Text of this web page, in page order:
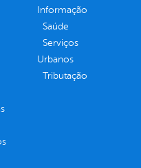
Informação
Saúde
Serviços
Urbanos
Tributação